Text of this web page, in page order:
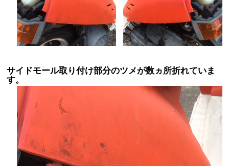
サイドモール取り付け部分のツメが数ヵ所折れていま
す。